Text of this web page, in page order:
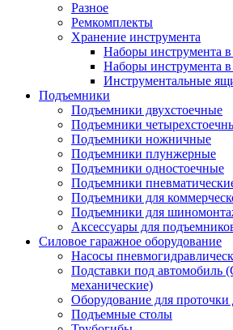
Разное
Ремкомплекты
Хранение инструмента
Наборы инструмента в
Наборы инструмента
Инструментальные
Подъемники
Подъемники двухстоечные
Подъемники
Подъемники ножничные
Подъемники плунжерные
Подъемники одностоечные
Подъемники
Подъемники для
Подъемники для
Аксессуары для
Силовое гаражное оборудование
Насосы
Подставки под автомобиль
механические)
Оборудование для проточки
Подъемные столы